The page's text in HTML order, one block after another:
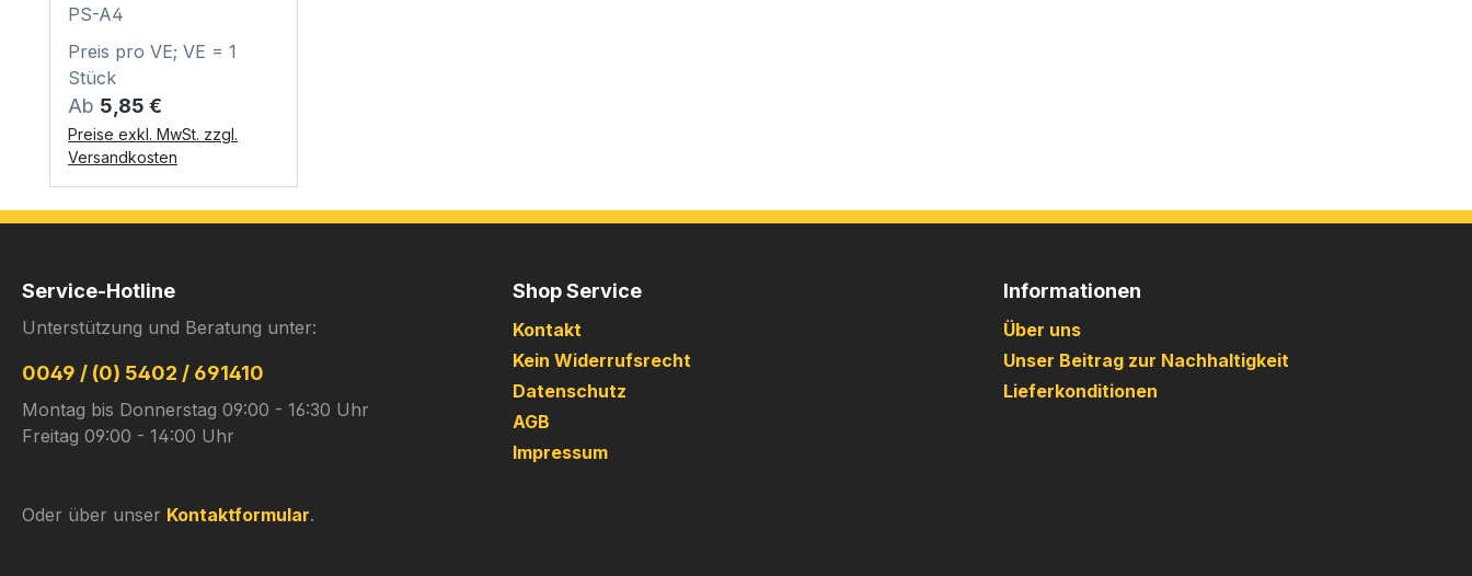
PS-A4
Preis pro VE; VE = 1
Stück
Regulärer Preis:
Ab 5,85 €
Preise exkl. MwSt. zzgl.
Versandkosten
Service-Hotline
Unterstützung und Beratung unter:
0049 / (0) 5402 / 691410
Montag bis Donnerstag 09:00 - 16:30 Uhr
Freitag 09:00 - 14:00 Uhr
Oder über unser Kontaktformular.
Shop Service
Kontakt
Kein Widerrufsrecht
Datenschutz
AGB
Impressum
Informationen
Über uns
Unser Beitrag zur Nachhaltigkeit
Lieferkonditionen